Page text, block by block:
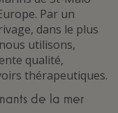
Par un
dans le plus
utilisons,
qualité,
thérapeutiques.
de la mer